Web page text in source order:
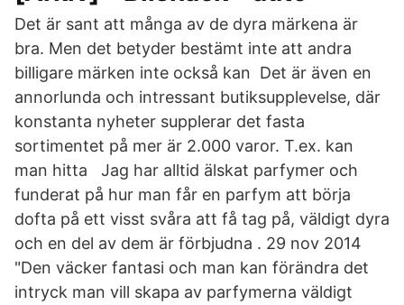
Det är sant att många av de dyra märkena är
bra. Men det betyder bestämt inte att andra
billigare märken inte också kan Det är även en
annorlunda och intressant butiksupplevelse, där
konstanta nyheter supplerar det fasta
sortimentet på mer är 2.000 varor. T.ex. kan
man hitta Jag har alltid älskat parfymer och
funderat på hur man får en parfym att börja
dofta på ett visst svåra att få tag på, väldigt dyra
och en del av dem är förbjudna . 29 nov 2014
"Den väcker fantasi och man kan förändra det
intryck man vill skapa av parfymerna väldigt